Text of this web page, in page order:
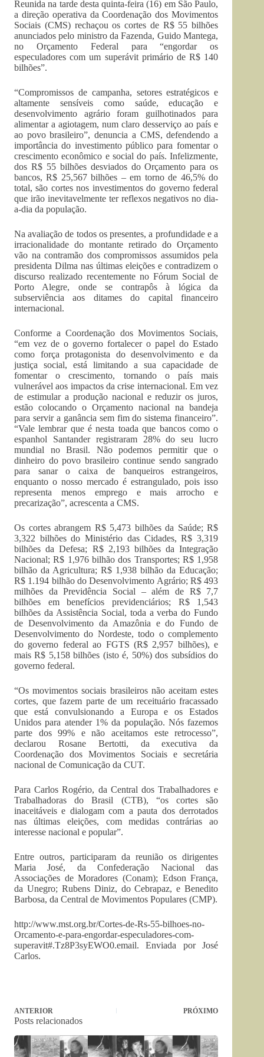
Reunida na tarde desta quinta-feira (16) em São Paulo,
a direção operativa da Coordenação dos Movimentos
Sociais (CMS) rechaçou os cortes de R$ 55 bilhões
anunciados pelo ministro da Fazenda, Guido Mantega,
no Orçamento Federal para “engordar os
especuladores com um superávit primário de R$ 140
bilhões”.
“Compromissos de campanha, setores estratégicos e
altamente sensíveis como saúde, educação e
desenvolvimento agrário foram guilhotinados para
alimentar a agiotagem, num claro desserviço ao país e
ao povo brasileiro”, denuncia a CMS, defendendo a
importância do investimento público para fomentar o
crescimento econômico e social do país. Infelizmente,
dos R$ 55 bilhões desviados do Orçamento para os
bancos, R$ 25,567 bilhões – em torno de 46,5% do
total, são cortes nos investimentos do governo federal
que irão inevitavelmente ter reflexos negativos no dia-
a-dia da população.
Na avaliação de todos os presentes, a profundidade e a
irracionalidade do montante retirado do Orçamento
vão na contramão dos compromissos assumidos pela
presidenta Dilma nas últimas eleições e contradizem o
discurso realizado recentemente no Fórum Social de
Porto Alegre, onde se contrapôs à lógica da
subserviência aos ditames do capital financeiro
internacional.
Conforme a Coordenação dos Movimentos Sociais,
“em vez de o governo fortalecer o papel do Estado
como força protagonista do desenvolvimento e da
justiça social, está limitando a sua capacidade de
fomentar o crescimento, tornando o país mais
vulnerável aos impactos da crise internacional. Em vez
de estimular a produção nacional e reduzir os juros,
estão colocando o Orçamento nacional na bandeja
para servir a ganância sem fim do sistema financeiro”.
“Vale lembrar que é nesta toada que bancos como o
espanhol Santander registraram 28% do seu lucro
mundial no Brasil. Não podemos permitir que o
dinheiro do povo brasileiro continue sendo sangrado
para sanar o caixa de banqueiros estrangeiros,
enquanto o nosso mercado é estrangulado, pois isso
representa menos emprego e mais arrocho e
precarização”, acrescenta a CMS.
Os cortes abrangem R$ 5,473 bilhões da Saúde; R$
3,322 bilhões do Ministério das Cidades, R$ 3,319
bilhões da Defesa; R$ 2,193 bilhões da Integração
Nacional; R$ 1,976 bilhão dos Transportes; R$ 1,958
bilhão da Agricultura; R$ 1,938 bilhão da Educação;
R$ 1.194 bilhão do Desenvolvimento Agrário; R$ 493
milhões da Previdência Social – além de R$ 7,7
bilhões em benefícios previdenciários; R$ 1,543
bilhões da Assistência Social, toda a verba do Fundo
de Desenvolvimento da Amazônia e do Fundo de
Desenvolvimento do Nordeste, todo o complemento
do governo federal ao FGTS (R$ 2,957 bilhões), e
mais R$ 5,158 bilhões (isto é, 50%) dos subsídios do
governo federal.
“Os movimentos sociais brasileiros não aceitam estes
cortes, que fazem parte de um receituário fracassado
que está convulsionando a Europa e os Estados
Unidos para atender 1% da população. Nós fazemos
parte dos 99% e não aceitamos este retrocesso”,
declarou Rosane Bertotti, da executiva da
Coordenação dos Movimentos Sociais e secretária
nacional de Comunicação da CUT.
Para Carlos Rogério, da Central dos Trabalhadores e
Trabalhadoras do Brasil (CTB), “os cortes são
inaceitáveis e dialogam com a pauta dos derrotados
nas últimas eleições, com medidas contrárias ao
interesse nacional e popular”.
Entre outros, participaram da reunião os dirigentes
Maria José, da Confederação Nacional das
Associações de Moradores (Conam); Edson França,
da Unegro; Rubens Diniz, do Cebrapaz, e Benedito
Barbosa, da Central de Movimentos Populares (CMP).
http://www.mst.org.br/Cortes-de-Rs-55-bilhoes-no-
Orcamento-e-para-engordar-especuladores-com-
superavit#.Tz8P3syEWO0.email. Enviada por José
Carlos.
ANTERIOR PRÓXIMO
Posts relacionados